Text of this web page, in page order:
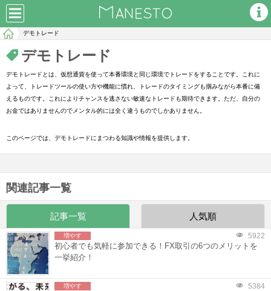
デモトレード
デモトレード
デモトレードとは、仮想通貨を使って本番環境と同じ環境でトレードをすることです。これに
よって、トレードツールの使い方や機能に慣れ、トレードのタイミングも掴みながら本番に備
えるものです。これによりチャンスを逃さない敏速なトレードも期待できます。ただ、自分の
お金ではありませんのでメンタル的には全く違うものでしかありません。
このページでは、デモトレードにまつわる知識や情報を提供します。
関連記事一覧
記事一覧 人気順
増やす 5922
初心者でも気軽に参加できる！FX取引の6つのメリットを
一挙紹介！
増やす 5384